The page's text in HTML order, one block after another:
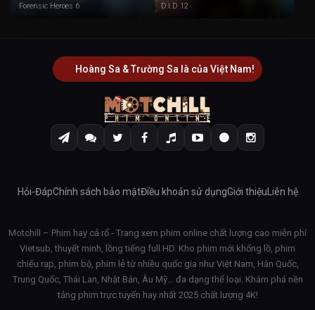
Forensic Heroes 6 D.I.D 12
Hoàng Sa & Trường Sa là của Việt Nam!
Hỏi-ĐápChính sách bảo mậtĐiều khoản sử dụngGiới thiệu Liên hệ
Motchill – Phim hay cả rổ - Trang xem phim online chất lượng cao miễn phí
Vietsub, thuyết minh, lồng tiếng full HD. Kho phim mới khổng lồ, phim
chiếu rạp, phim bộ, phim lẻ từ nhiều quốc gia như Việt Nam, Hàn Quốc,
Trung Quốc, Thái Lan, Nhật Bản, Âu Mỹ… đa dạng thể loại. Khám phá nền
tảng phim trực tuyến hay nhất 2025 chất lượng 4K!